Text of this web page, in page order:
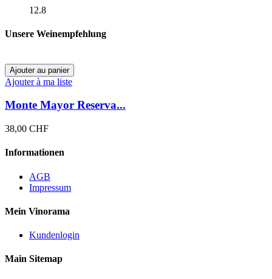
12.8
Unsere Weinempfehlung
Ajouter au panier
Ajouter à ma liste
Monte Mayor Reserva...
38,00 CHF
Informationen
AGB
Impressum
Mein Vinorama
Kundenlogin
Main Sitemap